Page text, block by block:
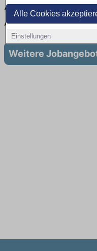
Alle Cookies
Einstellungen
Aktuell gibt es
Ausbildung in
Weitere